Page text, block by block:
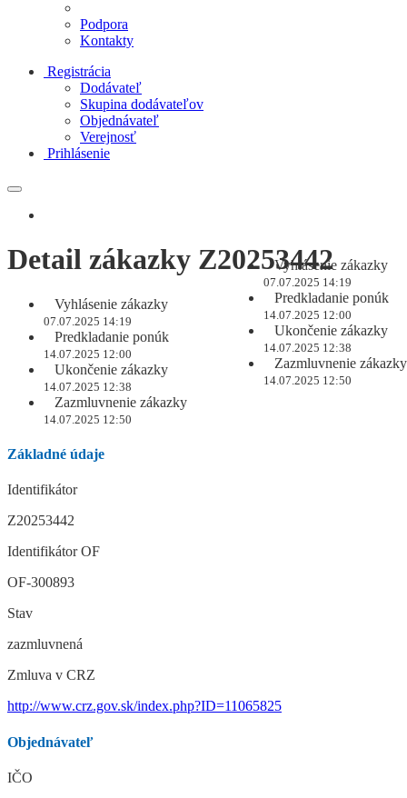
Podpora
Kontakty
Registrácia
Dodávateľ
Skupina dodávateľov
Objednávateľ
Verejnosť
Prihlásenie
Vyhlásenie zákazky
07.07.2025 14:19
Predkladanie ponúk
14.07.2025 12:00
Ukončenie zákazky
14.07.2025 12:38
Zazmluvnenie zákazky
14.07.2025 12:50
Detail zákazky Z20253442
Vyhlásenie zákazky
07.07.2025 14:19
Predkladanie ponúk
14.07.2025 12:00
Ukončenie zákazky
14.07.2025 12:38
Zazmluvnenie zákazky
14.07.2025 12:50
Základné údaje
Identifikátor
Z20253442
Identifikátor OF
OF-300893
Stav
zazmluvnená
Zmluva v CRZ
http://www.crz.gov.sk/index.php?ID=11065825
Objednávateľ
IČO